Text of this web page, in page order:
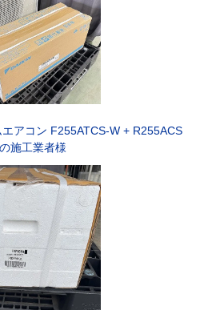
エアコン F255ATCS-W + R255ACS
施工業者様